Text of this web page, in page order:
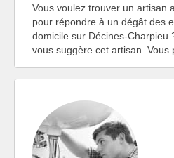
Vous voulez trouver un artisan
pour répondre à un dégât des
domicile sur Décines-Charpieu
vous suggère cet artisan. Vous